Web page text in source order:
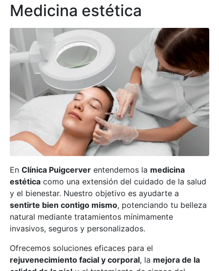
Medicina estética
En Clínica Puigcerver entendemos la medicina
estética como una extensión del cuidado de la salud
y el bienestar. Nuestro objetivo es ayudarte a
sentirte bien contigo mismo, potenciando tu belleza
natural mediante tratamientos mínimamente
invasivos, seguros y personalizados.
Ofrecemos soluciones eficaces para el
rejuvenecimiento facial y corporal, la mejora de la